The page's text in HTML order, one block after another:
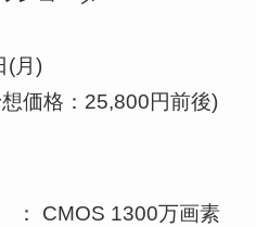
(月)
価格：25,800円前後)
CMOS 1300万画素